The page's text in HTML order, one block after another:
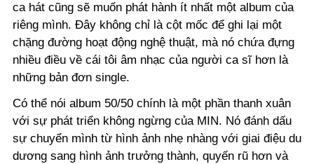
ca hát cũng sẽ muốn phát hành ít nhất một album của
riêng mình. Đây không chỉ là cột mốc để ghi lại một
chặng đường hoạt động nghệ thuật, mà nó chứa đựng
nhiều điều về cái tôi âm nhạc của người ca sĩ hơn là
những bản đơn single.
Có thể nói album 50/50 chính là một phần thanh xuân
với sự phát triển không ngừng của MIN. Nó đánh dấu
sự chuyển mình từ hình ảnh nhẹ nhàng với giai điệu du
dương sang hình ảnh trưởng thành, quyến rũ hơn và